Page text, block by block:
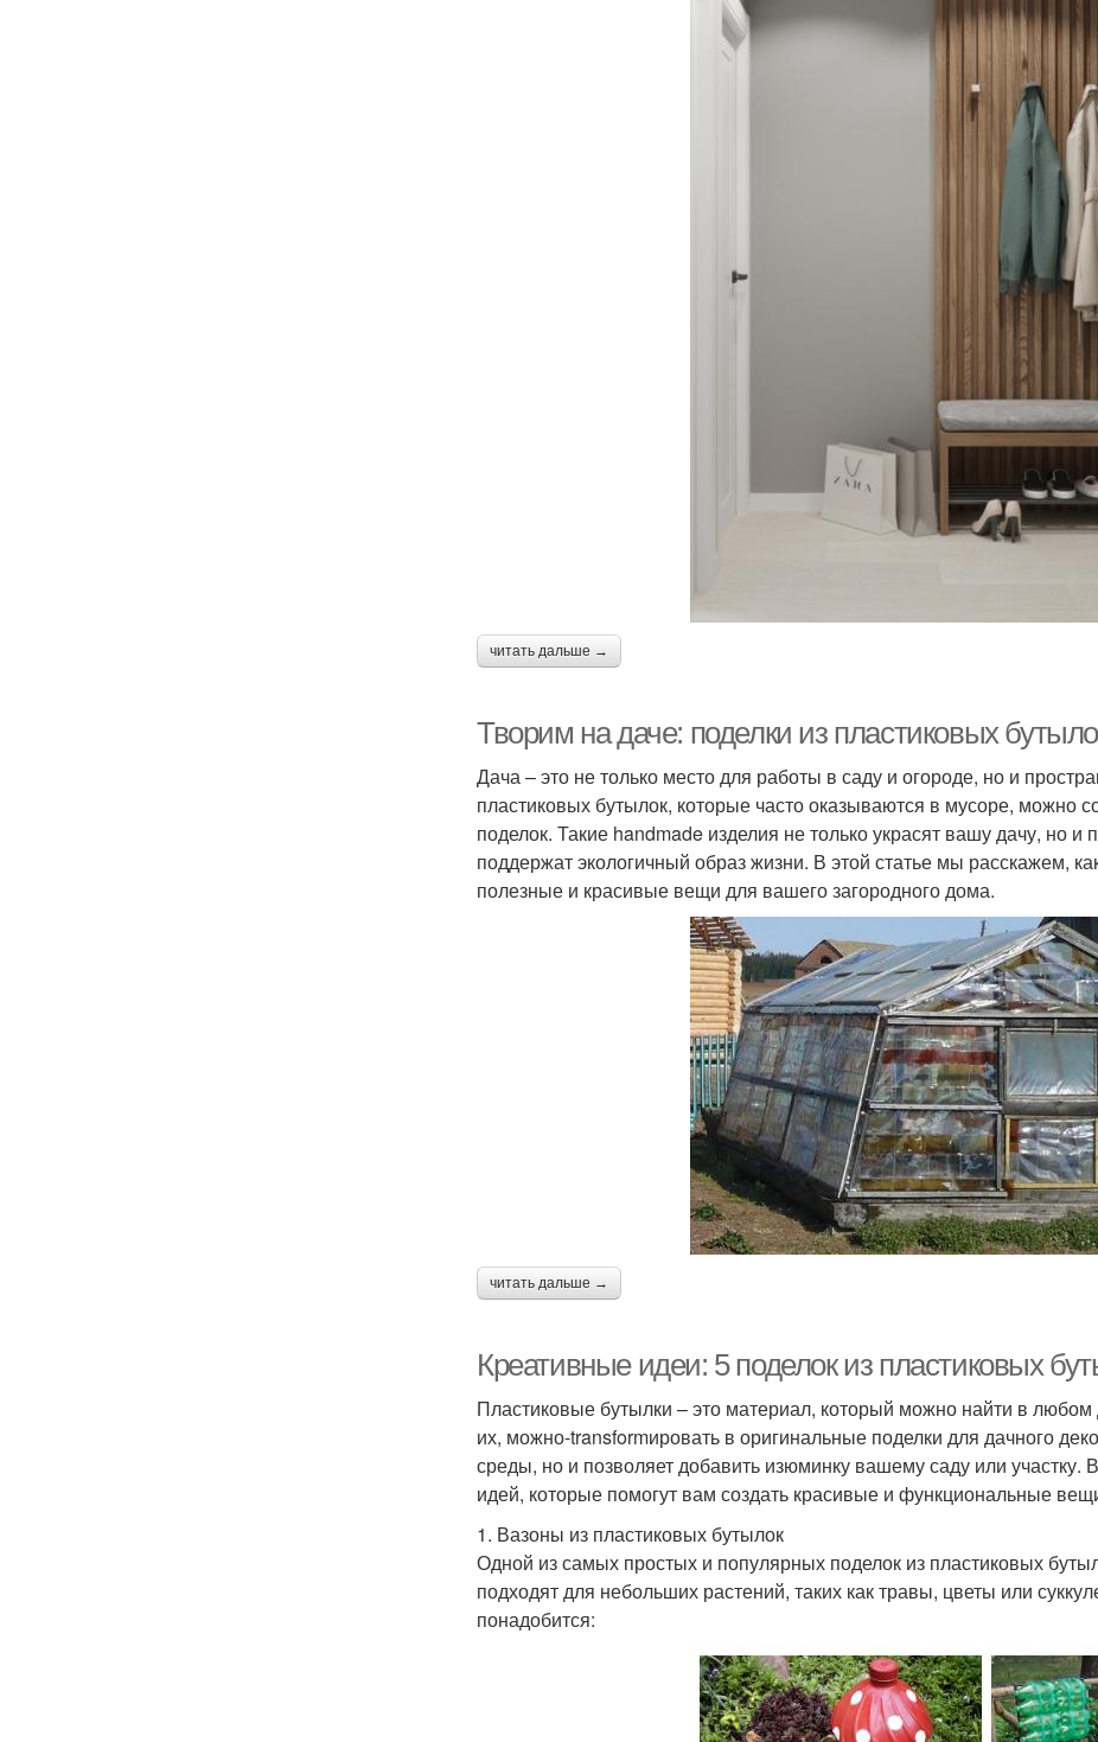
читать дальше →
Творим на даче: поделки из пластиковых
Дача – это не только место для работы в саду и огороде, но и
пластиковых бутылок, которые часто оказываются в мусоре, можно
поделок. Такие handmade изделия не только украсят вашу дачу, но и
поддержат экологичный образ жизни. В этой статье мы расскажем,
полезные и красивые вещи для вашего загородного дома.
читать дальше →
Креативные идеи: 5 поделок из пластиковых
Пластиковые бутылки – это материал, который можно найти в
их, можно-transformировать в оригинальные поделки для дачного
среды, но и позволяет добавить изюминку вашему саду или участку.
идей, которые помогут вам создать красивые и функциональные
1. Вазоны из пластиковых бутылок
Одной из самых простых и популярных поделок из пластиковых
подходят для небольших растений, таких как травы, цветы или
понадобится: